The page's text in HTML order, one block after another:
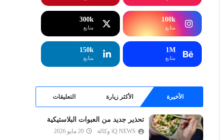
الحجر
الإسراء
الكهف
الأنبياء
الحج
المؤمنون
100k
متابع
300k
متابع
1M
متابع
150k
متابع
الأخيرة الأكثر زيارة التعليقات
تحذير جديد من العبوات البلاستيكية
iQ NEWS وكالة 20 مايو 2026